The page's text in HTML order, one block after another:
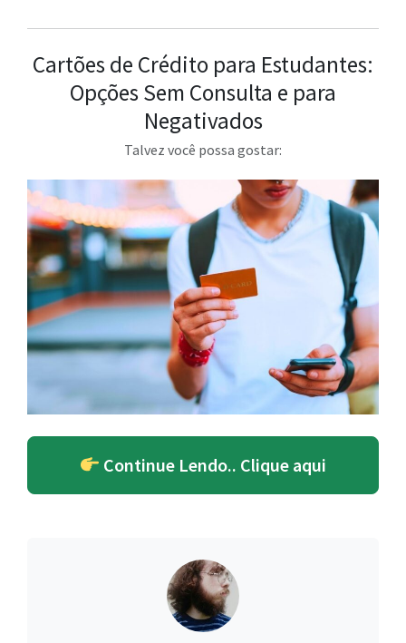
Cartões de Crédito para Estudantes:
Opções Sem Consulta e para
Negativados
Talvez você possa gostar:
Continue Lendo.. Clique aqui